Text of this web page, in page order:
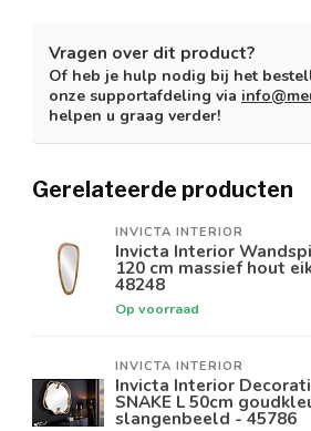
Vragen over dit product?
Of heb je hulp nodig bij het
onze supportafdeling via
helpen u graag verder!
Gerelateerde producten
INVICTA INTERIOR
Invicta Interior
120 cm massief hout
48248
Op voorraad
INVICTA INTERIOR
Invicta Interior
SNAKE L 50cm
slangenbeeld - 45786